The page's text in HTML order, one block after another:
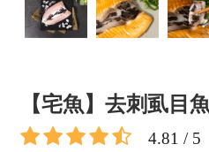
【宅魚】去刺虱目
4.81 / 5